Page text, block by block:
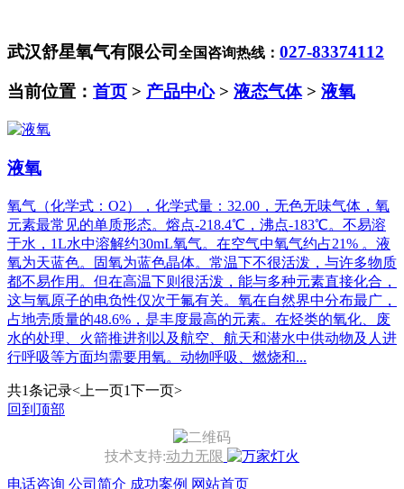
武汉舒星氧气有限公司 全国咨询热线： 027-83374112
当前位置： 首页 > 产品中心> 液态气体> 液氧
液氧
氧气（化学式：O2），化学式量：32.00，无色无味气体，氧
元素最常见的单质形态。熔点-218.4℃，沸点-183℃。不易溶
于水，1L水中溶解约30mL氧气。在空气中氧气约占21% 。液
氧为天蓝色。固氧为蓝色晶体。常温下不很活泼，与许多物质
都不易作用。但在高温下则很活泼，能与多种元素直接化合，
这与氧原子的电负性仅次于氟有关。氧在自然界中分布最广，
占地壳质量的48.6%，是丰度最高的元素。在烃类的氧化、废
水的处理、火箭推进剂以及航空、航天和潜水中供动物及人进
行呼吸等方面均需要用氧。动物呼吸、燃烧和...
共1条记录<上一页1下一页>
回到顶部
技术支持:动力无限
电话咨询 公司简介 成功案例 网站首页